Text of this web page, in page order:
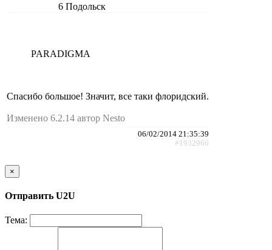
6 Подольск
PARADIGMA
Спасибо большое! Значит, все таки флоридский.
Изменено 6.2.14 автор Nesto
06/02/2014 21:35:39
#1932966
×
Отправить U2U
Тема: